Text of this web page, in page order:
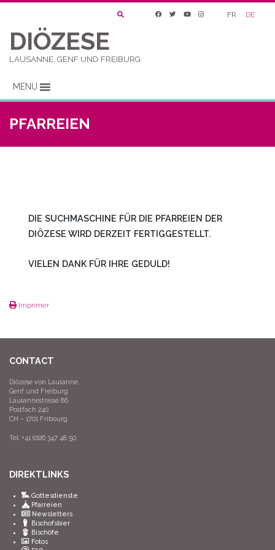
FR DE
DIÖZESE
LAUSANNE, GENF UND FREIBURG
MENU
PFARREIEN
DIE SUCHMASCHINE FÜR DIE PFARREIEN DER
DIÖZESE WIRD DERZEIT FERTIGGESTELLT.
VIELEN DANK FÜR IHRE GEDULD!
Imprimer
CONTACT
Diözese von Lausanne,
Genf und Freiburg
Lausannestrasse 86
Postfach 240
CH – 1701 Fribourg
Tel. +41 (0)26 347 48 50
DIREKTLINKS
Gottesdienste
Pfarreien
Newsletters
Bischofsbier
Bischöfe
Fotos